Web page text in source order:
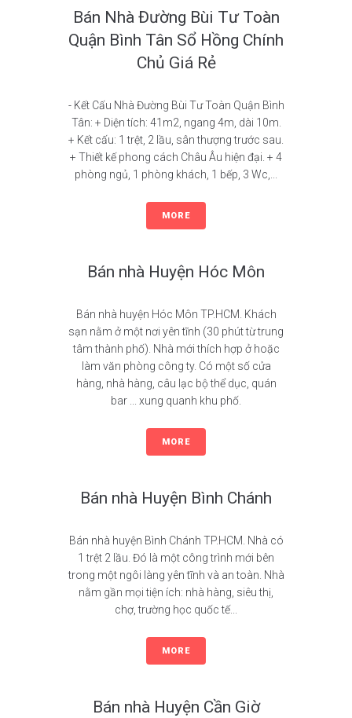
Bán Nhà Đường Bùi Tư Toàn
Quận Bình Tân Sổ Hồng Chính
Chủ Giá Rẻ
- Kết Cấu Nhà Đường Bùi Tư Toàn Quận Bình
Tân: + Diện tích: 41m2, ngang 4m, dài 10m.
+ Kết cấu: 1 trệt, 2 lầu, sân thượng trước sau.
+ Thiết kế phong cách Châu Âu hiện đại. + 4
phòng ngủ, 1 phòng khách, 1 bếp, 3 Wc,...
MORE
Bán nhà Huyện Hóc Môn
Bán nhà huyện Hóc Môn TP.HCM. Khách
sạn nằm ở một nơi yên tĩnh (30 phút từ trung
tâm thành phố). Nhà mới thích hợp ở hoặc
làm văn phòng công ty. Có một số cửa
hàng, nhà hàng, câu lạc bộ thể dục, quán
bar ... xung quanh khu phố.
MORE
Bán nhà Huyện Bình Chánh
Bán nhà huyện Bình Chánh TP.HCM. Nhà có
1 trệt 2 lầu. Đó là một công trình mới bên
trong một ngôi làng yên tĩnh và an toàn. Nhà
nằm gần mọi tiện ích: nhà hàng, siêu thị,
chợ, trường học quốc tế...
MORE
Bán nhà Huyện Cần Giờ